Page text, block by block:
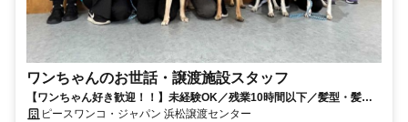
ワンちゃんのお世話・譲渡施設スタッフ
【ワンちゃん好き歓迎！！】未経験OK／残業10時間以下／髪型・髪色
自由／家族手当／マイカー通勤可
ピースワンコ・ジャパン 浜松譲渡センター